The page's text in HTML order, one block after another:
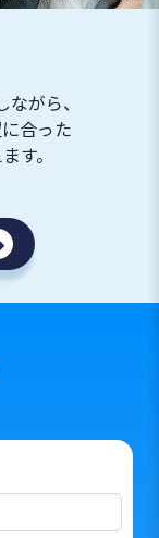
がら、
合った
す。